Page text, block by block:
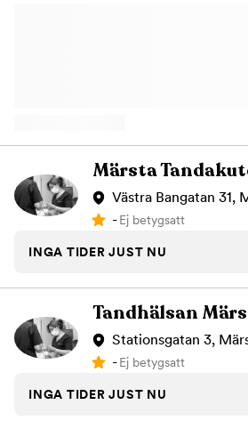
tandhälsa, varje dag.
Märsta
Västra Bangatan 31,
-Ej betygsatt
INGA TIDER JUST NU
Tandhälsan
Stationsgatan 3,
-Ej betygsatt
INGA TIDER JUST NU